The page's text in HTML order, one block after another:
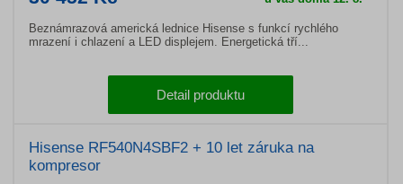
Beznámrazová americká lednice Hisense s funkcí rychlého
mrazení i chlazení a LED displejem. Energetická tří...
Detail produktu
Hisense RF540N4SBF2 + 10 let záruka na
kompresor